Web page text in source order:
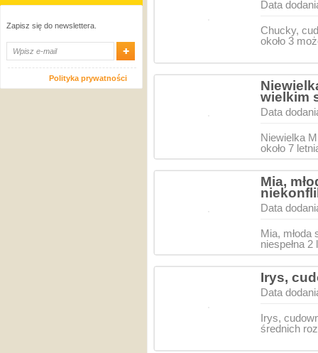
Zapisz się do newslettera.
Polityka prywatności
Data
Chucky,
około 3
wielkim
Data
Niewielka
około 7
Mia,
Data
Mia,
niespełna
Irys,
Data
Irys,
średnich